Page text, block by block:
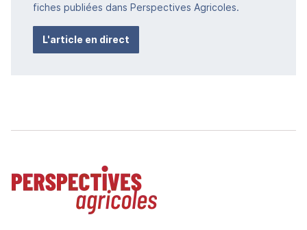
fiches publiées dans Perspectives Agricoles.
L'article en direct